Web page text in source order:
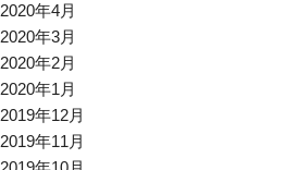
2020年4月
2020年3月
2020年2月
2020年1月
2019年12月
2019年11月